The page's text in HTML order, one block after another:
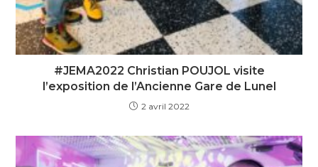
#JEMA2022 Christian POUJOL visite
l’exposition de l’Ancienne Gare de Lunel
2 avril 2022